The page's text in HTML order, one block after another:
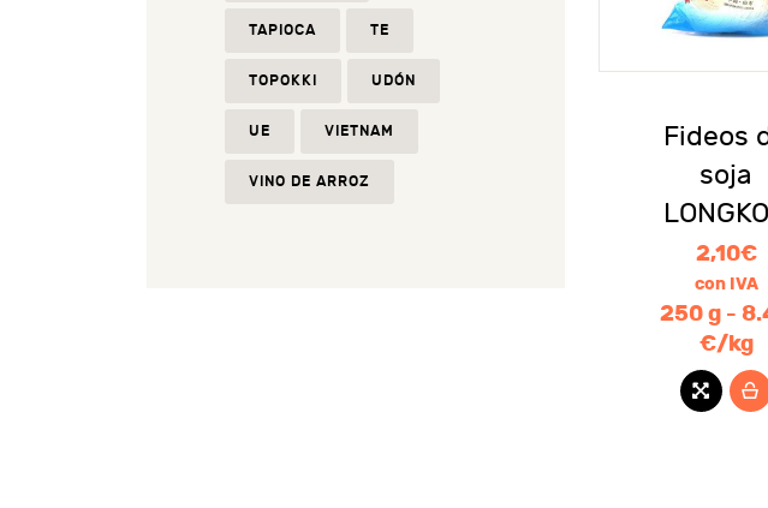
Fideos
soja
2,10€
con IVA
250 g -
€/kg
TAPIOCA TE
TOPOKKI UDÓN
UE VIETNAM
VINO DE ARROZ